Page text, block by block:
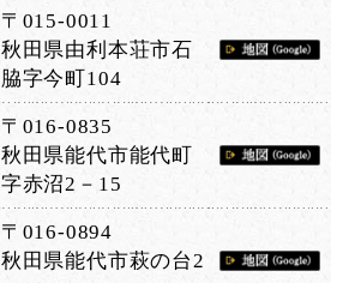
〒015-0011
秋田県由利本荘市石
脇字今町104
〒016-0835
秋田県能代市能代町
字赤沼2－15
〒016-0894
秋田県能代市萩の台2